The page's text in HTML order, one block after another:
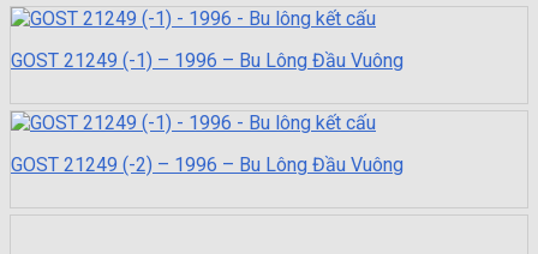
GOST 21249 (-1) – 1996 – Bu Lông Đầu Vuông
GOST 21249 (-2) – 1996 – Bu Lông Đầu Vuông